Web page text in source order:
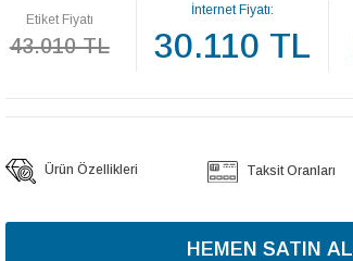
Etiket Fiyatı
43.010 TL
İnternet Fiyatı:
30.110 TL
Ürün Özellikleri Taksit Oranları
HEMEN SATIN AL